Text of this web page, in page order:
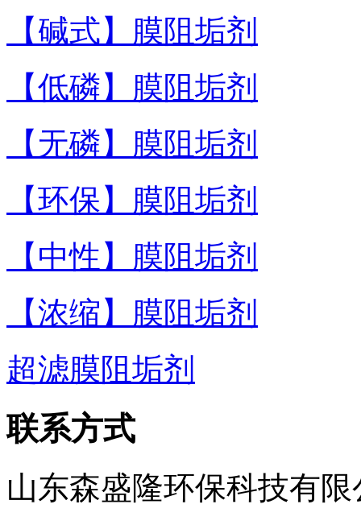
【碱式】膜阻垢剂
【低磷】膜阻垢剂
【无磷】膜阻垢剂
【环保】膜阻垢剂
【中性】膜阻垢剂
【浓缩】膜阻垢剂
超滤膜阻垢剂
联系方式
山东森盛隆环保科技有限